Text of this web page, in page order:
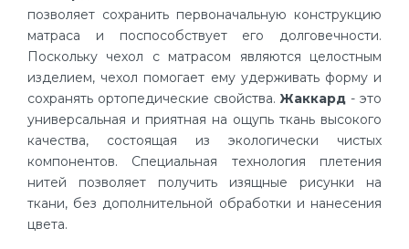
позволяет сохранить первоначальную конструкцию
матраса и поспособствует его долговечности.
Поскольку чехол с матрасом являются целостным
изделием, чехол помогает ему удерживать форму и
сохранять ортопедические свойства. Жаккард - это
универсальная и приятная на ощупь ткань высокого
качества, состоящая из экологически чистых
компонентов. Специальная технология плетения
нитей позволяет получить изящные рисунки на
ткани, без дополнительной обработки и нанесения
цвета.